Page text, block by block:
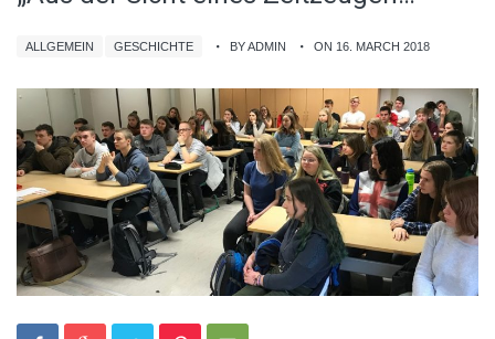
ALLGEMEIN GESCHICHTE BY ADMIN ON 16. MARCH 2018